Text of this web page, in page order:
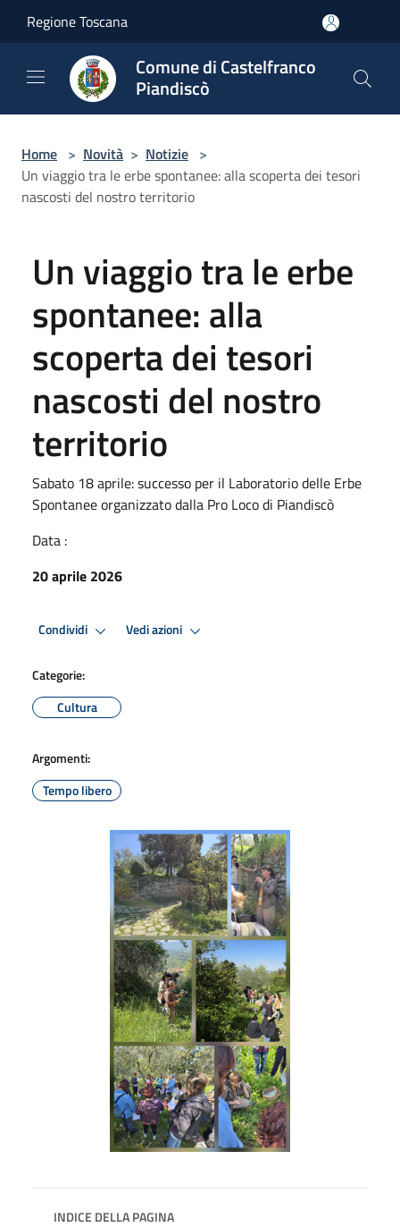
Regione Toscana
Comune di Castelfranco
Piandiscò
Home > Novità > Notizie >
Un viaggio tra le erbe spontanee: alla scoperta dei tesori
nascosti del nostro territorio
Un viaggio tra le erbe
spontanee: alla
scoperta dei tesori
nascosti del nostro
territorio
Sabato 18 aprile: successo per il Laboratorio delle Erbe
Spontanee organizzato dalla Pro Loco di Piandiscò
Data :
20 aprile 2026
Condividi Vedi azioni
Categorie:
Cultura
Argomenti:
Tempo libero
INDICE DELLA PAGINA